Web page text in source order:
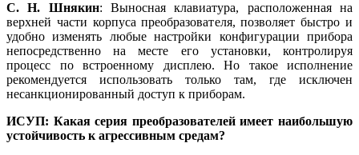
С. Н. Шнякин: Выносная клавиатура, расположенная на
верхней части корпуса преобразователя, позволяет быстро и
удобно изменять любые настройки конфигурации прибора
непосредственно на месте его установки, контролируя
процесс по встроенному дисплею. Но такое исполнение
рекомендуется использовать только там, где исключен
несанкционированный доступ к приборам.
ИСУП: Какая серия преобразователей имеет наибольшую
устойчивость к агрессивным средам?